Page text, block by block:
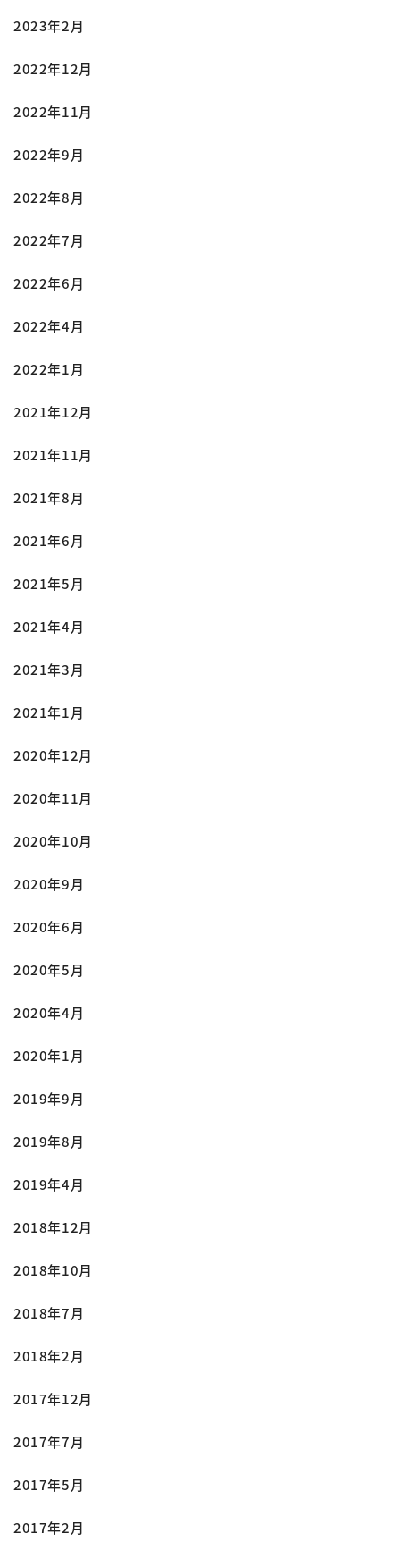
2023年2月
2022年12月
2022年11月
2022年9月
2022年8月
2022年7月
2022年6月
2022年4月
2022年1月
2021年12月
2021年11月
2021年8月
2021年6月
2021年5月
2021年4月
2021年3月
2021年1月
2020年12月
2020年11月
2020年10月
2020年9月
2020年6月
2020年5月
2020年4月
2020年1月
2019年9月
2019年8月
2019年4月
2018年12月
2018年10月
2018年7月
2018年2月
2017年12月
2017年7月
2017年5月
2017年2月